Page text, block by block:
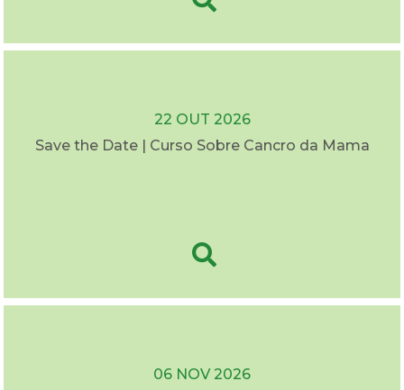
22 OUT 2026
Save the Date | Curso Sobre Cancro da Mama
06 NOV 2026